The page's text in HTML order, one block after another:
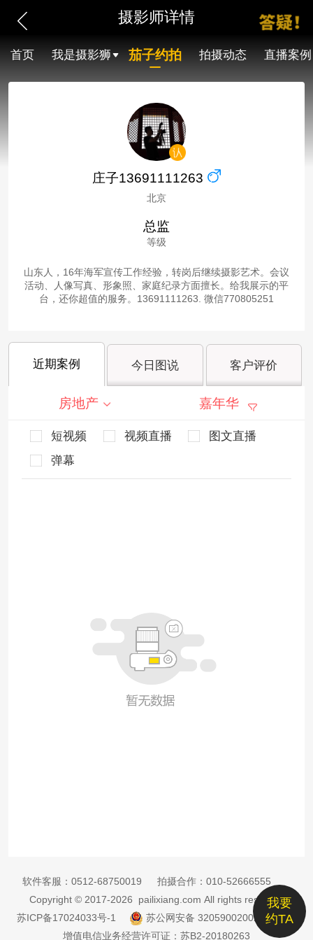
摄影师详情
首页 我是摄影狮 茄子约拍 拍摄动态 直播案例
庄子13691111263
北京
总监
等级
山东人，16年海军宣传工作经验，转岗后继续摄影艺术。会议
活动、人像写真、形象照、家庭纪录方面擅长。给我展示的平
台，还你超值的服务。13691111263. 微信770805251
近期案例 今日图说 客户评价
房地产 嘉年华
短视频 视频直播
图文直播
弹幕
我要
约TA
软件客服： 0512-68750019 拍摄合作： 010-52666555
Copyright © 2017-2026 pailixiang.com All rights reserved
苏ICP备17024033号-1
苏公网安备 32059002002885号
增值电信业务经营许可证：苏B2-20180263